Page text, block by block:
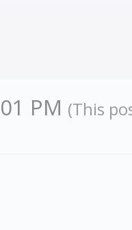
PM (This